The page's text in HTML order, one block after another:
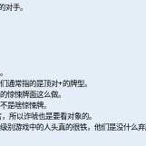
手。
通常指的是顶对+的牌型。
惊悚牌面这么做。
是啥惊悚牌。
所以诈唬也是要看对象的。
游戏中的人头真的很铁，他们是没什么弃